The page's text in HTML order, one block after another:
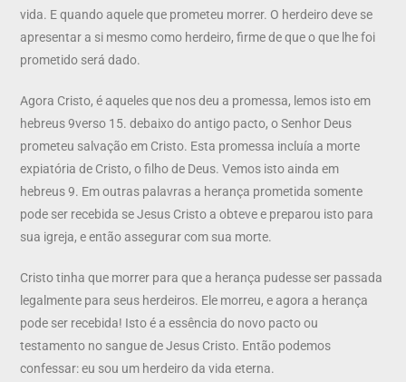
vida. E quando aquele que prometeu morrer. O herdeiro deve se
apresentar a si mesmo como herdeiro, firme de que o que lhe foi
prometido será dado.
Agora Cristo, é aqueles que nos deu a promessa, lemos isto em
hebreus 9verso 15. debaixo do antigo pacto, o Senhor Deus
prometeu salvação em Cristo. Esta promessa incluía a morte
expiatória de Cristo, o filho de Deus. Vemos isto ainda em
hebreus 9. Em outras palavras a herança prometida somente
pode ser recebida se Jesus Cristo a obteve e preparou isto para
sua igreja, e então assegurar com sua morte.
Cristo tinha que morrer para que a herança pudesse ser passada
legalmente para seus herdeiros. Ele morreu, e agora a herança
pode ser recebida! Isto é a essência do novo pacto ou
testamento no sangue de Jesus Cristo. Então podemos
confessar: eu sou um herdeiro da vida eterna.